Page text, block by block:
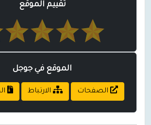
تقييم الموقع
الموقع في جوجل
الصفحات الارتباط